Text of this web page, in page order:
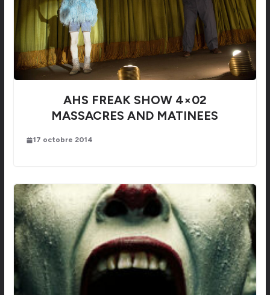
AHS FREAK SHOW 4×02
MASSACRES AND MATINEES
17 octobre 2014